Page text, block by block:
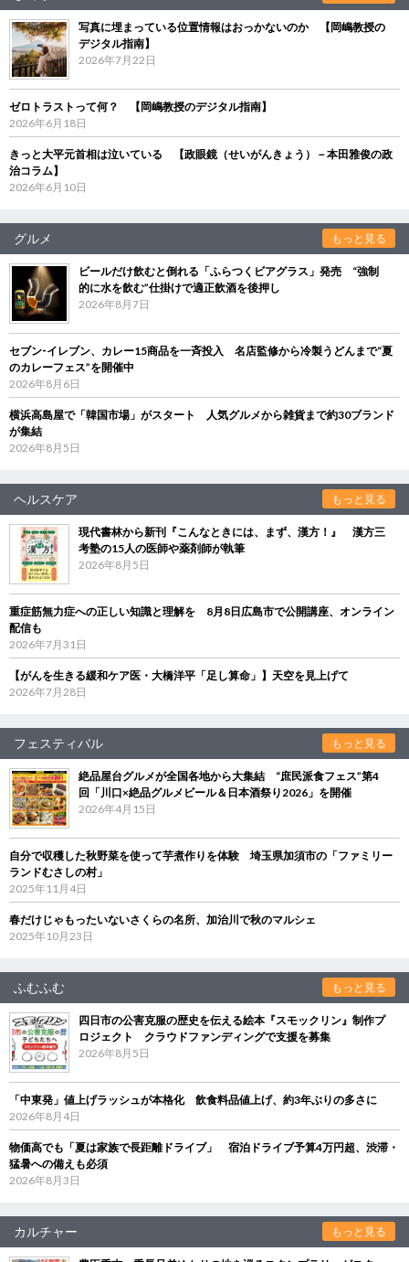
写真に埋まっている位置情報はおっかないのか 【岡嶋教授の
デジタル指南】
2026年7月22日
ゼロトラストって何？ 【岡嶋教授のデジタル指南】
2026年6月18日
きっと大平元首相は泣いている 【政眼鏡（せいがんきょう）－本田雅俊の政
治コラム】
2026年6月10日
グルメ もっと見る
ビールだけ飲むと倒れる「ふらつくビアグラス」発売 “強制
的に水を飲む”仕掛けで適正飲酒を後押し
2026年8月7日
セブン‐イレブン、カレー15商品を一斉投入 名店監修から冷製うどんまで“夏
のカレーフェス”を開催中
2026年8月6日
横浜高島屋で「韓国市場」がスタート 人気グルメから雑貨まで約30ブランド
が集結
2026年8月5日
ヘルスケア もっと見る
現代書林から新刊『こんなときには、まず、漢方！』 漢方三
考塾の15人の医師や薬剤師が執筆
2026年8月5日
重症筋無力症への正しい知識と理解を 8月8日広島市で公開講座、オンライン
配信も
2026年7月31日
【がんを生きる緩和ケア医・大橋洋平「足し算命」】天空を見上げて
2026年7月28日
フェスティバル もっと見る
絶品屋台グルメが全国各地から大集結 “庶民派食フェス”第4
回「川口×絶品グルメビール＆日本酒祭り2026」を開催
2026年4月15日
自分で収穫した秋野菜を使って芋煮作りを体験 埼玉県加須市の「ファミリー
ランドむさしの村」
2025年11月4日
春だけじゃもったいないさくらの名所、加治川で秋のマルシェ
2025年10月23日
ふむふむ もっと見る
四日市の公害克服の歴史を伝える絵本『スモックリン』制作プ
ロジェクト クラウドファンディングで支援を募集
2026年8月5日
「中東発」値上げラッシュが本格化 飲食料品値上げ、約3年ぶりの多さに
2026年8月4日
物価高でも「夏は家族で長距離ドライブ」 宿泊ドライブ予算4万円超、渋滞・
猛暑への備えも必須
2026年8月3日
カルチャー もっと見る